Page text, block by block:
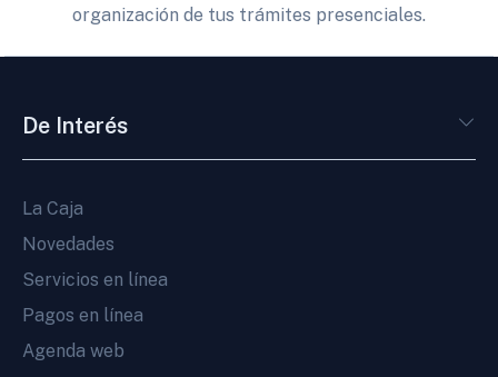
organización de tus trámites presenciales.
De Interés
La Caja
Novedades
Servicios en línea
Pagos en línea
Agenda web